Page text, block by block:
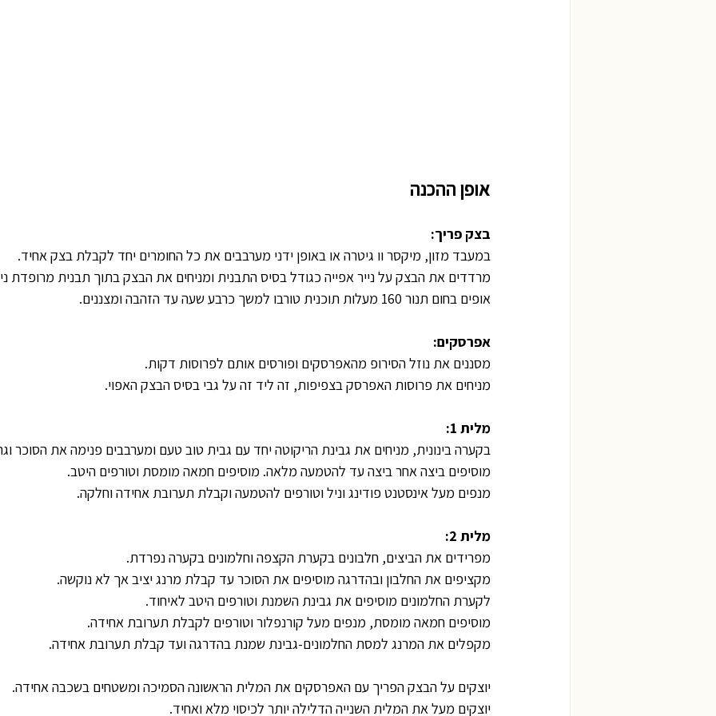
אופן ההכנה
בצק פריך:
במעבד מזון, מיקסר וו גיטרה או באופן ידני מערבבים את כל החומרים יחד לקבלת בצק אחיד.
מרדדים את הבצק על נייר אפייה כגודל בסיס התבנית ומניחים את הבצק בתוך תבנית מרופדת
אופים בחום תנור 160 מעלות תוכנית טורבו למשך כרבע שעה עד הזהבה ומצננים.
אפרסקים:
מסננים את נוזל הסירופ מהאפרסקים ופורסים אותם לפרוסות דקות.
מניחים את פרוסות האפרסק בצפיפות, זה ליד זה על גבי בסיס הבצק האפוי.
מלית 1:
בקערה בינונית, מניחים את גבינת הריקוטה יחד עם גבית טוב טעם ומערבבים פנימה את הסוכר
מוסיפים ביצה אחר ביצה עד להטמעה מלאה. מוסיפים חמאה מומסת וטורפים היטב.
מנפים מעל אינסטנט פודינג וניל וטורפים להטמעה וקבלת תערובת אחידה וחלקה.
מלית 2:
מפרידים את הביצים, חלבונים בקערת הקצפה וחלמונים בקערה נפרדת.
מקציפים את החלבון ובהדרגה מוסיפים את הסוכר עד קבלת מרנג יציב אך לא נוקשה.
לקערת החלמונים מוסיפים את גבינת השמנת וטורפים היטב לאיחוד.
מוסיפים חמאה מומסת, מנפים מעל קורנפלור וטורפים לקבלת תערובת אחידה.
מקפלים את המרנג למסת החלמונים-גבינת שמנת בהדרגה ועד קבלת תערובת אחידה.
יוצקים על הבצק הפריך עם האפרסקים את המלית הראשונה הסמיכה ומשטחים בשכבה אחידה.
יוצקים מעל את המלית השנייה הדלילה יותר לכיסוי מלא ואחיד.